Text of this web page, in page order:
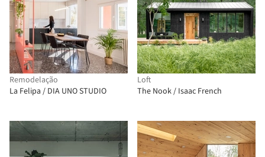
Remodelação
La Felipa / DIA UNO STUDIO
Loft
The Nook / Isaac French